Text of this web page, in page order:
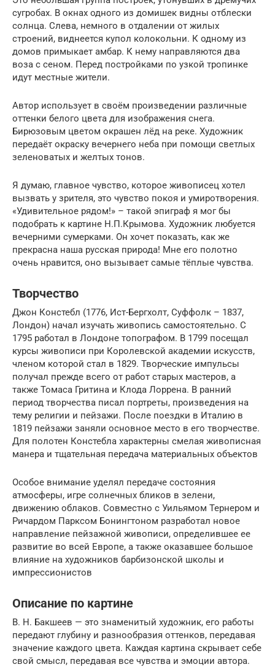
сугробах. В окнах одного из домишек видны отблески
солнца. Слева, немного в отдалении от жилых
строений, виднеется купол колокольни. К одному из
домов примыкает амбар. К нему направляются два
воза с сеном. Перед постройками по узкой тропинке
идут местные жители.
Автор использует в своём произведении различные
оттенки белого цвета для изображения снега.
Бирюзовым цветом окрашен лёд на реке. Художник
передаёт окраску вечернего неба при помощи светлых
зеленоватых и желтых тонов.
Я думаю, главное чувство, которое живописец хотел
вызвать у зрителя, это чувство покоя и умиротворения.
«Удивительное рядом!» – такой эпиграф я мог бы
подобрать к картине Н.П.Крымова. Художник любуется
вечерними сумерками. Он хочет показать, как же
прекрасна наша русская природа! Мне его полотно
очень нравится, оно вызывает самые тёплые чувства.
Творчество
Джон Констебл (1776, Ист-Бергхолт, Суффолк – 1837,
Лондон) начал изучать живопись самостоятельно. С
1795 работал в Лондоне топографом. В 1799 посещал
курсы живописи при Королевской академии искусств,
членом которой стал в 1829. Творческие импульсы
получал прежде всего от работ старых мастеров, а
также Томаса Гритина и Клода Лоррена. В ранний
период творчества писал портреты, произведения на
тему религии и пейзажи. После поездки в Италию в
1819 пейзажи заняли основное место в его творчестве.
Для полотен Констебла характерны смелая живописная
манера и тщательная передача материальных объектов
Особое внимание уделял передаче состояния
атмосферы, игре солнечных бликов в зелени,
движению облаков. Совместно с Уильямом Тернером и
Ричардом Парксом Бонингтоном разработал новое
направление пейзажной живописи, определившее ее
развитие во всей Европе, а также оказавшее большое
влияние на художников барбизонской школы и
импрессионистов
Описание по картине
В. Н. Бакшеев — это знаменитый художник, его работы
передают глубину и разнообразия оттенков, передавая
значение каждого цвета. Каждая картина скрывает себе
свой смысл, передавая все чувства и эмоции автора.